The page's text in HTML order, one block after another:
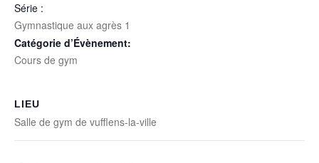
Série :
Gymnastique aux agrès 1
Catégorie d’Évènement:
Cours de gym
LIEU
Salle de gym de vufflens-la-ville